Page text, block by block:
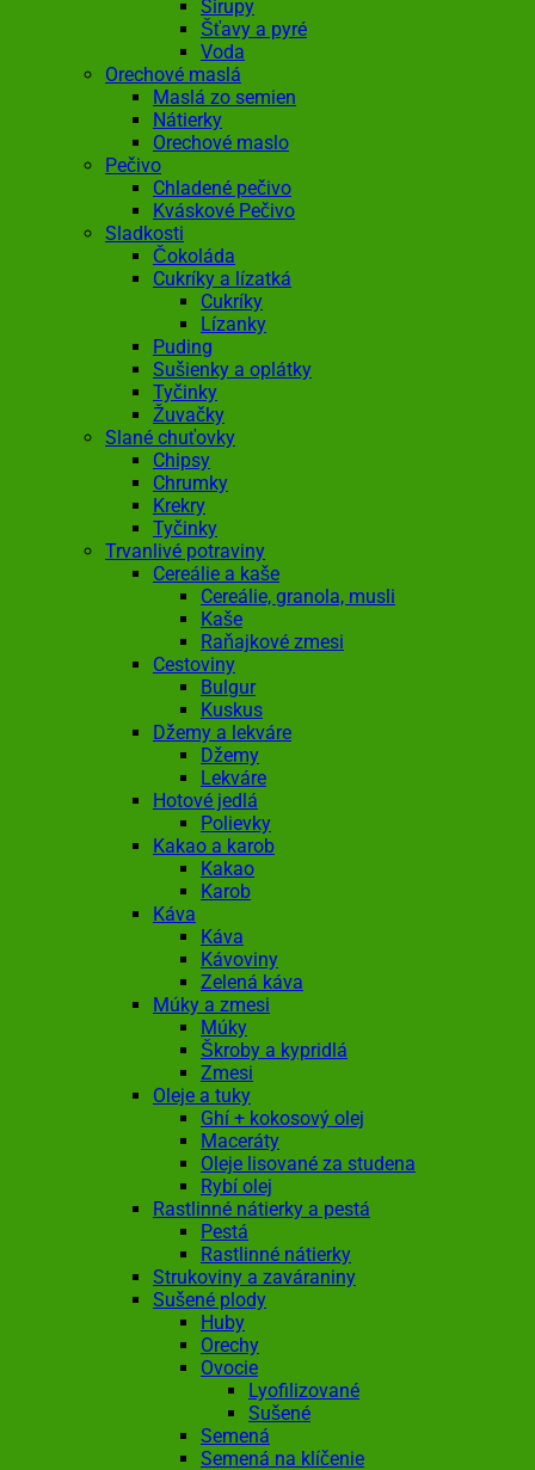
Sirupy
Šťavy a pyré
Voda
Orechové maslá
Maslá zo semien
Nátierky
Orechové maslo
Pečivo
Chladené pečivo
Kváskové Pečivo
Sladkosti
Čokoláda
Cukríky a lízatká
Cukríky
Lízanky
Puding
Sušienky a oplátky
Tyčinky
Žuvačky
Slané chuťovky
Chipsy
Chrumky
Krekry
Tyčinky
Trvanlivé potraviny
Cereálie a kaše
Cereálie, granola, musli
Kaše
Raňajkové zmesi
Cestoviny
Bulgur
Kuskus
Džemy a lekváre
Džemy
Lekváre
Hotové jedlá
Polievky
Kakao a karob
Kakao
Karob
Káva
Káva
Kávoviny
Zelená káva
Múky a zmesi
Múky
Škroby a kypridlá
Zmesi
Oleje a tuky
Ghí + kokosový olej
Maceráty
Oleje lisované za studena
Rybí olej
Rastlinné nátierky a pestá
Pestá
Rastlinné nátierky
Strukoviny a zaváraniny
Sušené plody
Huby
Orechy
Ovocie
Lyofilizované
Sušené
Semená
Semená na klíčenie